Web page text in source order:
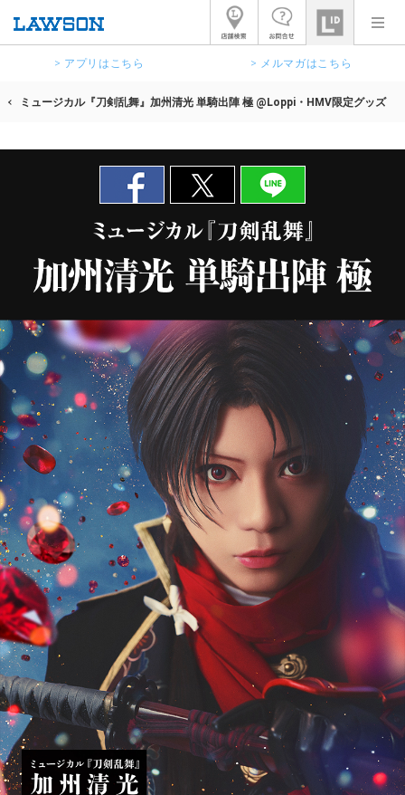
> アプリはこちら > メルマガはこちら
ミュージカル『刀剣乱舞』加州清光 単騎出陣 極 @Loppi・HMV限定グッズ